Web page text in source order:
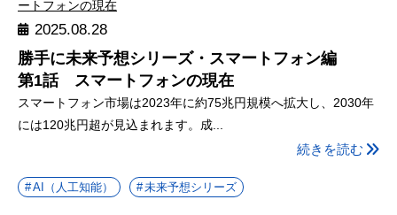
2025.08.28
勝手に未来予想シリーズ・スマートフォン編
第1話 スマートフォンの現在
スマートフォン市場は2023年に約75兆円規模へ拡大し、2030年
には120兆円超が見込まれます。成...
続きを読む
AI（人工知能） 未来予想シリーズ